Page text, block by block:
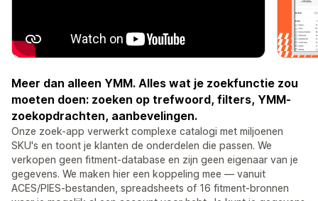
Meer dan alleen YMM. Alles wat je zoekfunctie zou
moeten doen: zoeken op trefwoord, filters, YMM-
zoekopdrachten, aanbevelingen.
Onze zoek-app verwerkt complexe catalogi met miljoenen
SKU's en toont je klanten de onderdelen die passen. We
verkopen geen fitment-database en zijn geen eigenaar van je
gegevens. We maken hier een koppeling mee — vanuit
ACES/PIES-bestanden, spreadsheets of 16 fitment-bronnen